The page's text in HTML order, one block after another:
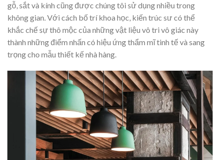
gỗ, sắt và kính cũng được chúng tôi sử dụng nhiều trong
không gian. Với cách bố trí khoa học, kiến trúc sư có thể
khắc chế sự thô mộc của những vật liệu vô tri vô giác này
thành những điểm nhấn có hiệu ứng thẩm mĩ tinh tế và sang
trọng cho mẫu thiết kế nhà hàng.